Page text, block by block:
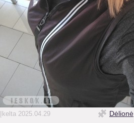
Įkelta 2025.04.29 Dėlionė